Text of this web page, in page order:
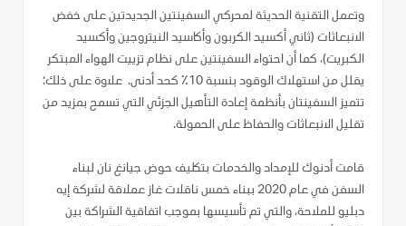
وتعمل التقنية الحديثة لمحركي السفينتين الجديدتين على خفض
الانبعاثات (ثاني أكسيد الكربون وأكاسيد النيتروجين وأكسيد
الكبريت)، كما أن احتواء السفينتين على نظام تزييت الهواء المبتكر
يقلل من استهلاك الوقود بنسبة 10٪ كحد أدنى. علاوة على ذلك؛
تتميز السفينتان بأنظمة إعادة التأهيل الجزئي التي تسمح بمزيد من
تقليل الانبعاثات والحفاظ على الحمولة.
قامت أدنوك للإمداد والخدمات بتكليف حوض جيانغ نان لبناء
السفن في عام 2020 ببناء خمس ناقلات غاز عملاقة لشركة إيه
دبليو للملاحة، والتي تم تأسيسها بموجب اتفاقية الشراكة بين